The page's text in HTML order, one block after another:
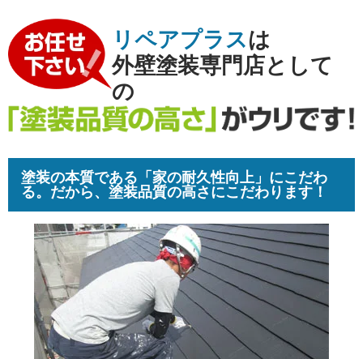
リペアプラスは
外壁塗装専門店として
の
塗装の本質である「家の耐久性向上」にこだわ
る。だから、塗装品質の高さにこだわります！